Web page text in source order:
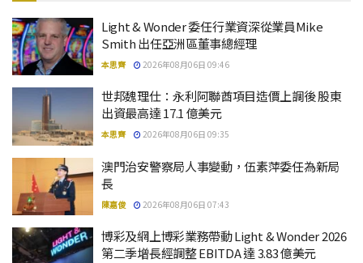
Light & Wonder 委任行業資深從業員Mike
Smith 出任亞洲區董事總經理
本思齊 2026年08月06日 09:46
世邦魏理仕：永利阿聯酋項目造價上調後 股東
出資最高達 17.1 億美元
本思齊 2026年08月06日 09:35
澳門治安警察局人事變動，伍素萍委任為新局
長
陳嘉俊 2026年08月06日 07:43
博彩及網上博彩業務帶動 Light & Wonder 2026
第二季增長經調整 EBITDA 達 3.83 億美元